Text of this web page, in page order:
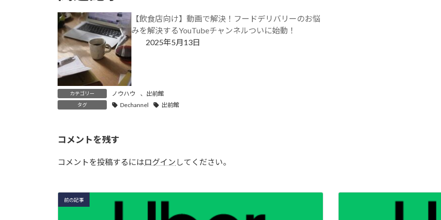
【飲食店向け】動画で解決！フードデリバリーのお悩
みを解決するYouTubeチャンネルついに始動！
2025年5月13日
カテゴリー ノウハウ 、 出前館
タグ Dechannel 出前館
コメントを残す
コメントを投稿するにはログイン してください。
前の記事